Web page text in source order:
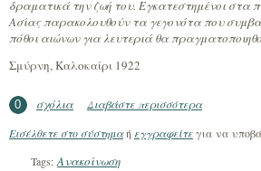
δραματικά την ζωή του. Εγκατεστημένοι στα
Ασίας παρακολουθούν τα γεγονότα που
πόθοι αιώνων για λευτεριά θα
Σμύρνη, Καλοκαίρι 1922
0 σχόλια Διαβάστε περισσότεραγια
Σμύρνη»
Εισέλθετε στο σύστημαή εγγραφείτεγια να
Tags: Ανακοίνωση